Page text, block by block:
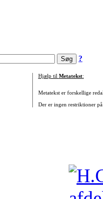
?
Hjælp til Metatekst:
Metatekst er forskellige
Der er ingen restriktioner